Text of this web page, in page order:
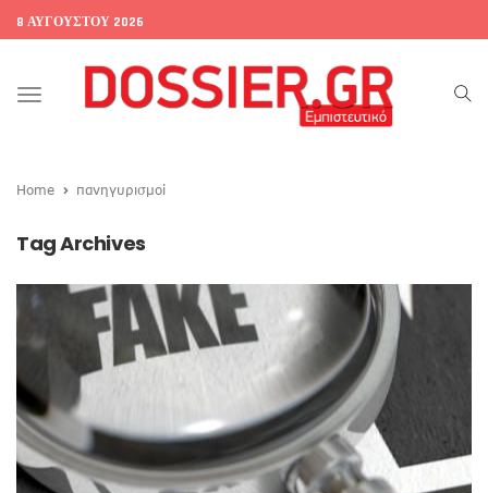
8 ΑΥΓΟΎΣΤΟΥ 2026
Toggle
Home πανηγυρισμοί
Tag Archives